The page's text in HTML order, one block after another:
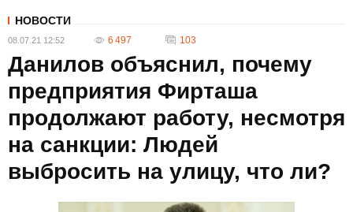
НОВОСТИ
08.07.21 12:52 6 497 103
Данилов объяснил, почему
предприятия Фирташа
продолжают работу, несмотря
на санкции: Людей
выбросить на улицу, что ли?